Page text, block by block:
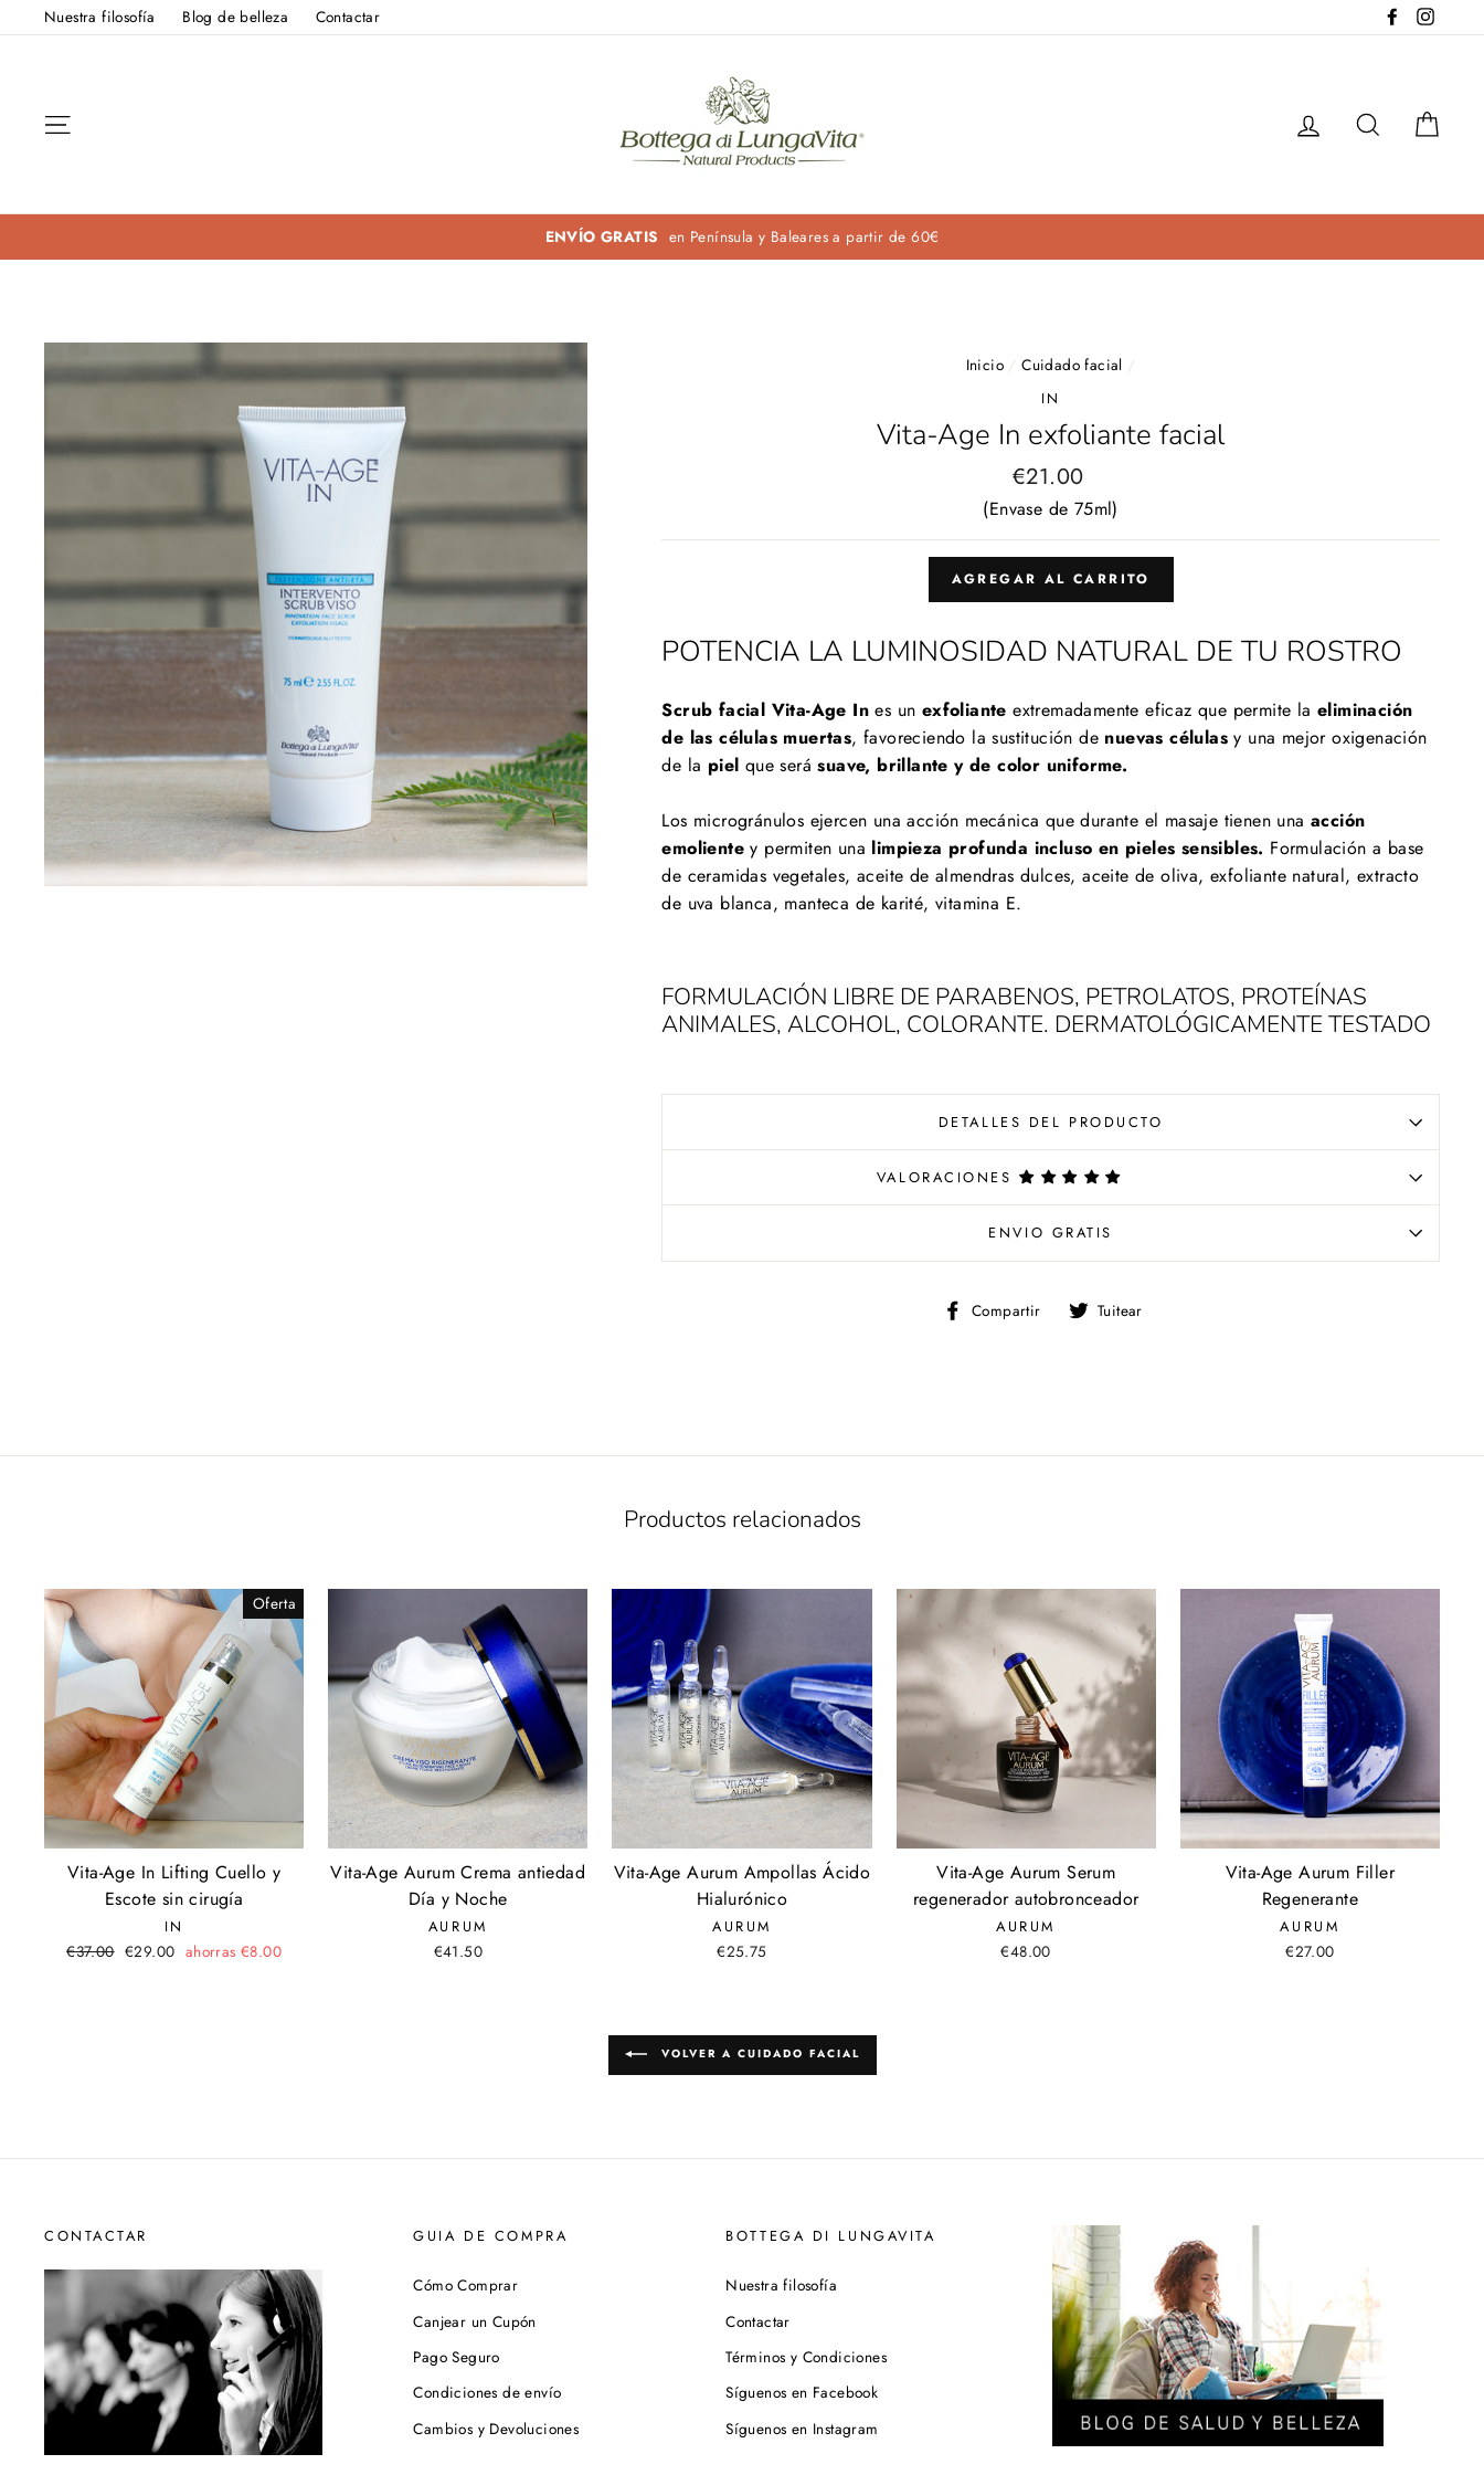
directamente
Nuestra filosofía Blog de belleza Contactar Facebook
Ingresar Buscar
ENVÍO GRATIS en Península y Baleares a partir de 60€
Inicio / Cuidado facial /
IN
Vita-Age In exfoliante facial
€21.00
habitual
(Envase de 75ml)
AGREGAR AL CARRITO
POTENCIA LA LUMINOSIDAD NATURAL DE TU ROSTRO
Scrub facial Vita-Age Ines un exfolianteextremadamente eficaz que permite laeliminación
de las células muertas, favoreciendo la sustitución de nuevas células y una mejor oxigenación
de la piel que serásuave, brillante y de color uniforme.
Los microgránulos ejercen una acción mecánica que durante el masaje tienen una acción
emoliente y permiten una limpieza profunda incluso en pieles sensibles. Formulación a base
de ceramidas vegetales, aceite de almendras dulces, aceite de oliva, exfoliante natural, extracto
de uva blanca, manteca de karité, vitamina E.
FORMULACIÓN LIBRE DE PARABENOS, PETROLATOS, PROTEÍNAS
ANIMALES, ALCOHOL, COLORANTE. DERMATOLÓGICAMENTE TESTADO
DETALLES DEL PRODUCTO
VALORACIONES
ENVIO GRATIS
Compartir Compartir
Tuitear
Productos relacionados
Oferta
Vita-Age In Lifting Cuello y
Escote sin cirugía
IN
Precio
€37.00 Precio
€29.00 ahorras €8.00
Vita-Age Aurum Crema antiedad
Día y Noche
AURUM
€41.50
Vita-Age Aurum Ampollas Ácido
Hialurónico
AURUM
€25.75
Vita-Age Aurum Serum
regenerador autobronceador
AURUM
€48.00
Vita-Age Aurum Filler
Regenerante
AURUM
€27.00
VOLVER A CUIDADO FACIAL
CONTACTAR GUIA DE COMPRA
Cómo Comprar
Canjear un Cupón
Pago Seguro
Condiciones de envío
Cambios y Devoluciones
BOTTEGA DI LUNGAVITA
Nuestra filosofía
Contactar
Términos y Condiciones
Síguenos en Facebook
Síguenos en Instagram